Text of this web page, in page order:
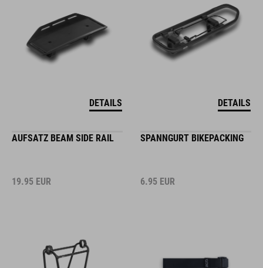
DETAILS DETAILS
AUFSATZ BEAM SIDE RAIL
19.95 EUR
SPANNGURT BIKEPACKING
6.95 EUR